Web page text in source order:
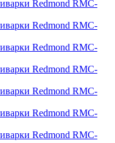
Redmond RMC-
Redmond RMC-
Redmond RMC-
Redmond RMC-
Redmond RMC-
Redmond RMC-
Redmond RMC-